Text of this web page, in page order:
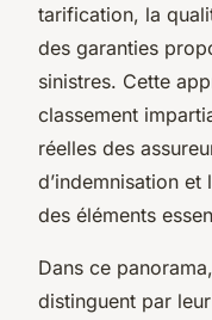
tarification, la
des garanties
sinistres. Cette
classement
réelles des
d’indemnisation
des éléments
Dans ce
distinguent par